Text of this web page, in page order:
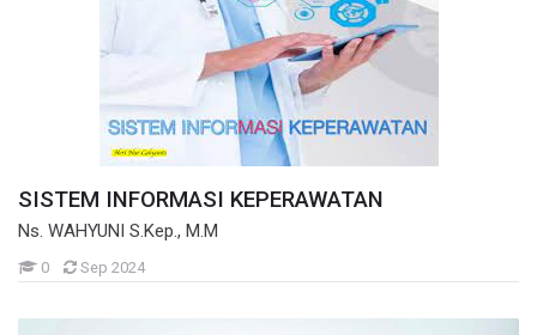
SISTEM INFORMASI KEPERAWATAN
Ns. WAHYUNI S.Kep., M.M
0Mahasiswa
Sep 2024